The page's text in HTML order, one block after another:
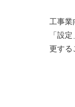
工事業
「設
更する